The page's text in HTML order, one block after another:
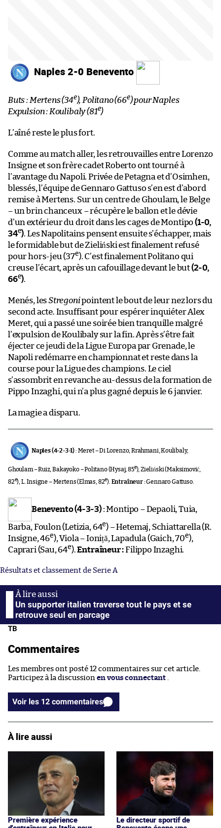
Naples 2-0 Benevento
Buts : Mertens (34e), Politano (66e) pour Naples
Expulsion : Koulibaly (81e)
L’aîné reste le plus fort.
Comme au match aller, les retrouvailles entre Lorenzo
Insigne et son frère cadet Roberto ont tourné à
l’avantage du Napoli. Privée de Petagna et d’Osimhen,
blessés, l’équipe de Gennaro Gattuso s’en est d’abord
remise à Mertens. Sur un centre de Ghoulam, le Belge
– un brin chanceux – récupère le ballon et le dévie
d’un extérieur du droit dans les cages de Montipo(1-0,
34e). Les Napolitains pensent ensuite s’échapper, mais
le formidable but de Zieliński est finalement refusé
pour hors-jeu (37e). C’est finalement Politano qui
creuse l’écart, après un cafouillage devant le but(2-0,
66e).
Menés, lesStregonipointent le bout de leur nez lors du
second acte. Insuffisant pour espérer inquiéter Alex
Meret, qui a passé une soirée bien tranquille malgré
l’expulsion de Koulibaly sur la fin. Après s’être fait
éjecter ce jeudi de la Ligue Europa par Grenade, le
Napoli redémarre en championnat et reste dans la
course pour la Ligue des champions. Le ciel
s’assombrit en revanche au-dessus de la formation de
Pippo Inzaghi, qui n’a plus gagné depuis le 6 janvier.
La magie a disparu.
Naples (4-2-3-1): Meret – Di Lorenzo, Rrahmani, Koulibaly,
Ghoulam – Ruiz, Bakayoko – Politano (Hysaj, 85e), Zieliński (Maksimović,
82e), L. Insigne – Mertens (Elmas, 82e). Entraîneur :Gennaro Gattuso.
Benevento (4-3-3): Montipo – Depaoli, Tuia,
Barba, Foulon (Letizia, 64e) – Hetemaj, Schiattarella (R.
Insigne, 46e), Viola – Ioniță, Lapadula (Gaich, 70e),
Caprari (Sau, 64e).Entraîneur :Filippo Inzaghi.
Résultats et classement de Serie A
Un supporter italien traverse tout le pays et se
retrouve seul en parcage
TB
Commentaires
Les membres ont posté 12 commentaires sur cet article.
Participez à la discussion en vous connectant
Voir les 12 commentaires
À lire aussi
Première expérience
Le directeur sportif de